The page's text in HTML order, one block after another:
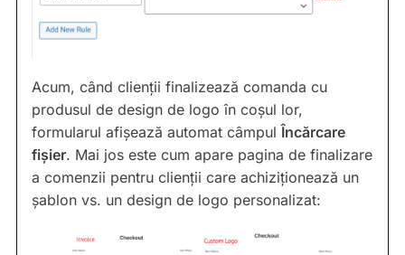
Acum, când clienții finalizează comanda cu
produsul de design de logo în coșul lor,
formularul afișează automat câmpulÎncărcare
fișier. Mai jos este cum apare pagina de finalizare
a comenzii pentru clienții care achiziționează un
șablon vs. un design de logo personalizat: